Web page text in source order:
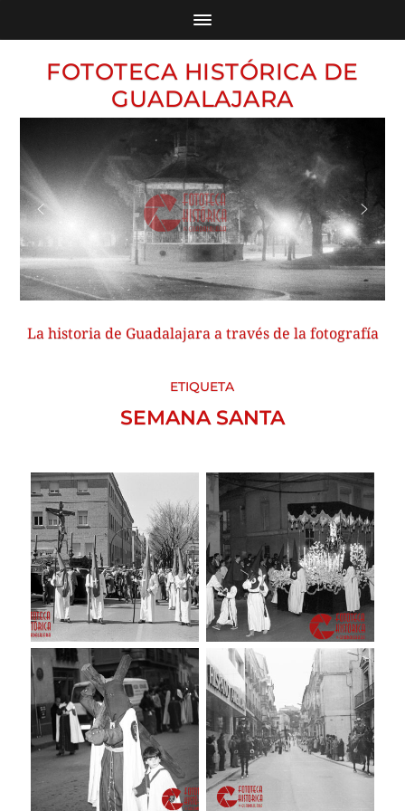
FOTOTECA HISTÓRICA DE
GUADALAJARA
La historia de Guadalajara a través de la fotografía
ETIQUETA
SEMANA SANTA